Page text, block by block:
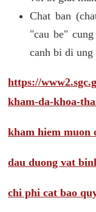
Chat ban
"cau be"
canh bi di ung
https://
kham-da-khoa-
kham hiem muon
dau duong vat
chi phi cat bao